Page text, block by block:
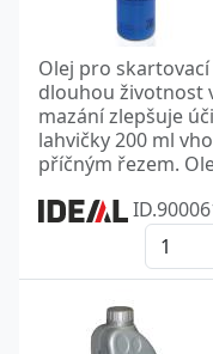
Olej pro
dlouhou životnost
mazání zlepšuje
lahvičky 200 ml
příčným řezem.